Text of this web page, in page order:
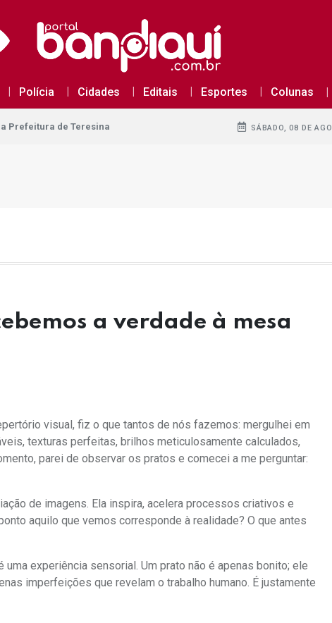
Polícia Cidades Editais Esportes Colunas
Prefeitura de Teresina
Prefeitura de Teresina SÁBADO, 08 DE
a verdade à mesa
visual, fiz o que tantos de nós fazemos: mergulhei em
texturas perfeitas, brilhos meticulosamente calculados,
parei de observar os pratos e comecei a me perguntar:
de imagens. Ela inspira, acelera processos criativos e
aquilo que vemos corresponde à realidade? O que antes
experiência sensorial. Um prato não é apenas bonito; ele
imperfeições que revelam o trabalho humano. É justamente